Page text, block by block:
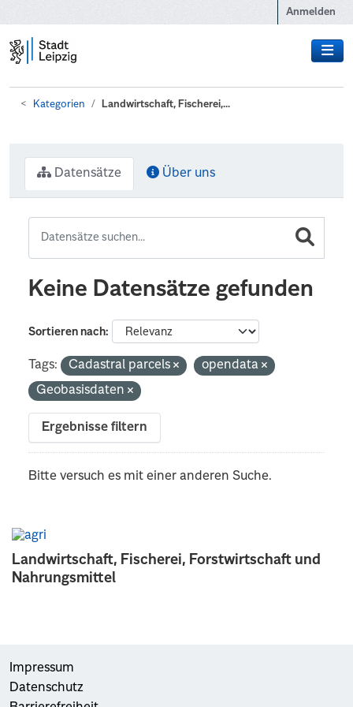
Anmelden
Kategorien Landwirtschaft, Fischerei,...
Landwirtschaft, Fischerei, Forstwirtschaft und
Nahrungsmittel
Datensätze Über uns
Keine Datensätze gefunden
Sortieren nach
Tags: Cadastral parcels
opendata
Geobasisdaten
Ergebnisse filtern
Bitte versuch es mit einer anderen Suche.
Impressum
Datenschutz